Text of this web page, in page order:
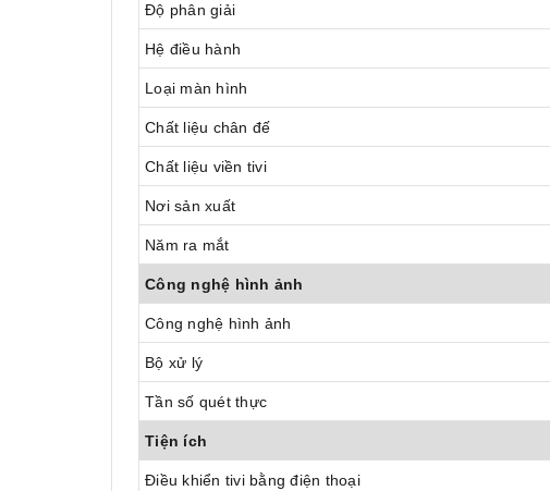
Độ phân giải
Hệ điều hành
Loại màn hình
Chất liệu chân đế
Chất liệu viền tivi
Nơi sản xuất
Năm ra mắt
Công nghệ hình ảnh
Công nghệ hình ảnh
Bộ xử lý
Tần số quét thực
Tiện ích
Điều khiển tivi bằng điện thoại